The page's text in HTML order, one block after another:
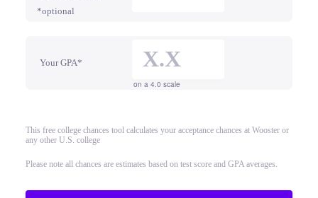
*optional
Your GPA*
on a 4.0 scale
This free college chances tool calculates your acceptance chances at Wooster or
any other U.S. college
Please note all chances are estimates based on test score and GPA averages.